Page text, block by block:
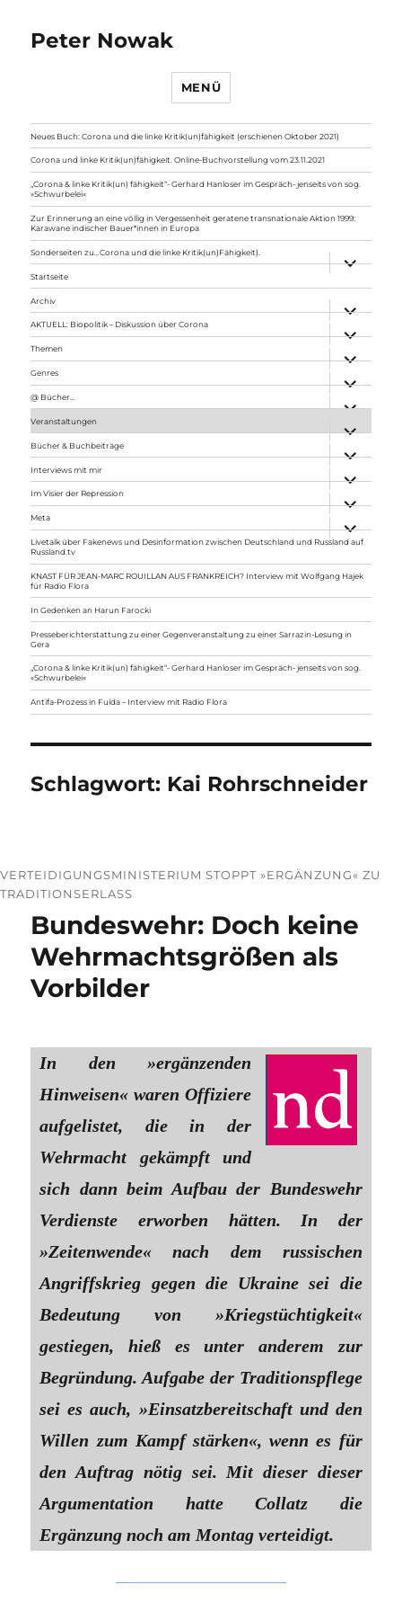
Peter Nowak
MENÜ
Neues Buch: Corona und die linke Kritik(un)fähigkeit (erschienen Oktober 2021)
Corona und linke Kritik(un)fähigkeit. Online-Buchvorstellung vom 23.11.2021
„Corona & linke Kritik(un) fähigkeit“- Gerhard Hanloser im Gespräch- jenseits von sog.
»Schwurbelei«
Zur Erinnerung an eine völlig in Vergessenheit geratene transnationale Aktion 1999:
Karawane indischer Bauer*innen in Europa
Sonderseiten zu…Corona und die linke Kritik(un)Fähigkeit).
anzeigen
Startseite
Archiv
anzeigen
AKTUELL: Biopolitik – Diskussion über Corona
anzeigen
Themen
anzeigen
Genres
anzeigen
@ Bücher…
Veranstaltungen
anzeigen
Bücher & Buchbeiträge
anzeigen
Interviews mit mir
anzeigen
Im Visier der Repression
anzeigen
Meta
anzeigen
Livetalk über Fakenews und Desinformation zwischen Deutschland und Russland auf
Russland.tv
KNAST FÜR JEAN-MARC ROUILLAN AUS FRANKREICH? Interview mit Wolfgang Hajek
für Radio Flora
In Gedenken an Harun Farocki
Presseberichterstattung zu einer Gegenveranstaltung zu einer Sarrazin-Lesung in
Gera
„Corona & linke Kritik(un) fähigkeit“- Gerhard Hanloser im Gespräch- jenseits von sog.
»Schwurbelei«
Antifa-Prozess in Fulda – Interview mit Radio Flora
Schlagwort: Kai Rohrschneider
VERTEIDIGUNGSMINISTERIUM STOPPT »ERGÄNZUNG« ZU
TRADITIONSERLASS
Bundeswehr: Doch keine
Wehrmachtsgrößen als
Vorbilder
In den »ergänzenden
Hinweisen« waren Offiziere
aufgelistet, die in der
Wehrmacht gekämpft und
sich dann beim Aufbau der Bundeswehr
Verdienste erworben hätten. In der
»Zeitenwende« nach dem russischen
Angriffskrieg gegen die Ukraine sei die
Bedeutung von »Kriegstüchtigkeit«
gestiegen, hieß es unter anderem zur
Begründung. Aufgabe der Traditionspflege
sei es auch, »Einsatzbereitschaft und den
Willen zum Kampf stärken«, wenn es für
den Auftrag nötig sei. Mit dieser dieser
Argumentation hatte Collatz die
Ergänzung noch am Montag verteidigt.